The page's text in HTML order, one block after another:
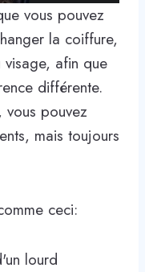
vous pouvez
la coiffure,
afin que
différente.
vous pouvez
mais toujours
ceci:
lourd